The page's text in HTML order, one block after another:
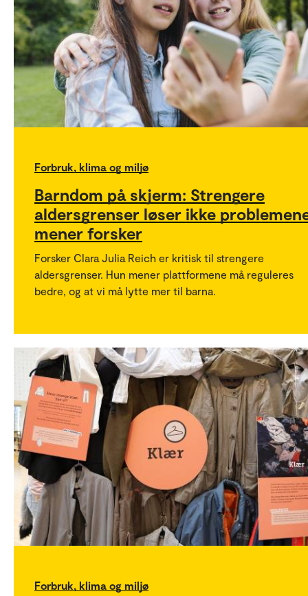
Forbruk, klima og miljø
Barndom på skjerm: Strengere
aldersgrenser løser ikke
mener forsker
Forsker Clara Julia Reich er kritisk til strengere
aldersgrenser. Hun mener plattformene må reguleres
bedre, og at vi må lytte mer til barna.
Forbruk, klima og miljø